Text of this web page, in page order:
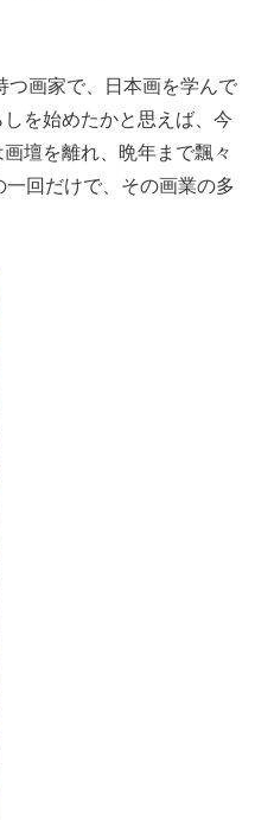
画家で、日本画を学んで
を始めたかと思えば、今
壇を離れ、晩年まで飄々
回だけで、その画業の多